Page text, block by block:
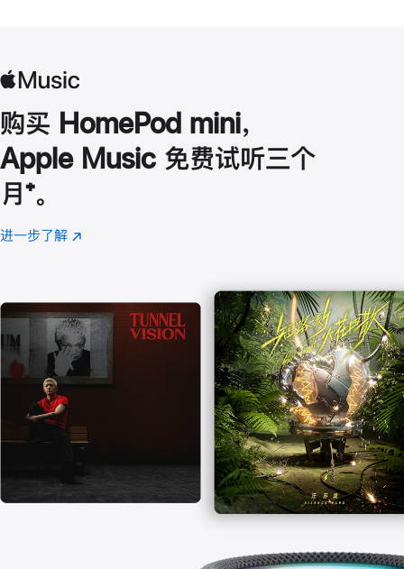
购买 HomePod mini，
Apple Music 免费试听三个
月 脚
注
⁺。
进一步了解 Apple
(在
口
中
打
开)